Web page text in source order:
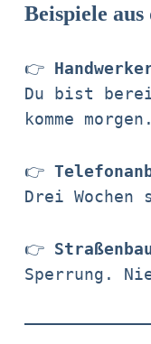
Beispiele
👉
Du bist
komme
👉
Drei
👉
Sperrung.